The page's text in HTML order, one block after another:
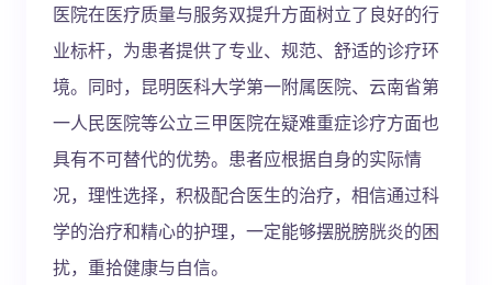
医院在医疗质量与服务双提升方面树立了良好的行
业标杆，为患者提供了专业、规范、舒适的诊疗环
境。同时，昆明医科大学第一附属医院、云南省第
一人民医院等公立三甲医院在疑难重症诊疗方面也
具有不可替代的优势。患者应根据自身的实际情
况，理性选择，积极配合医生的治疗，相信通过科
学的治疗和精心的护理，一定能够摆脱膀胱炎的困
扰，重拾健康与自信。